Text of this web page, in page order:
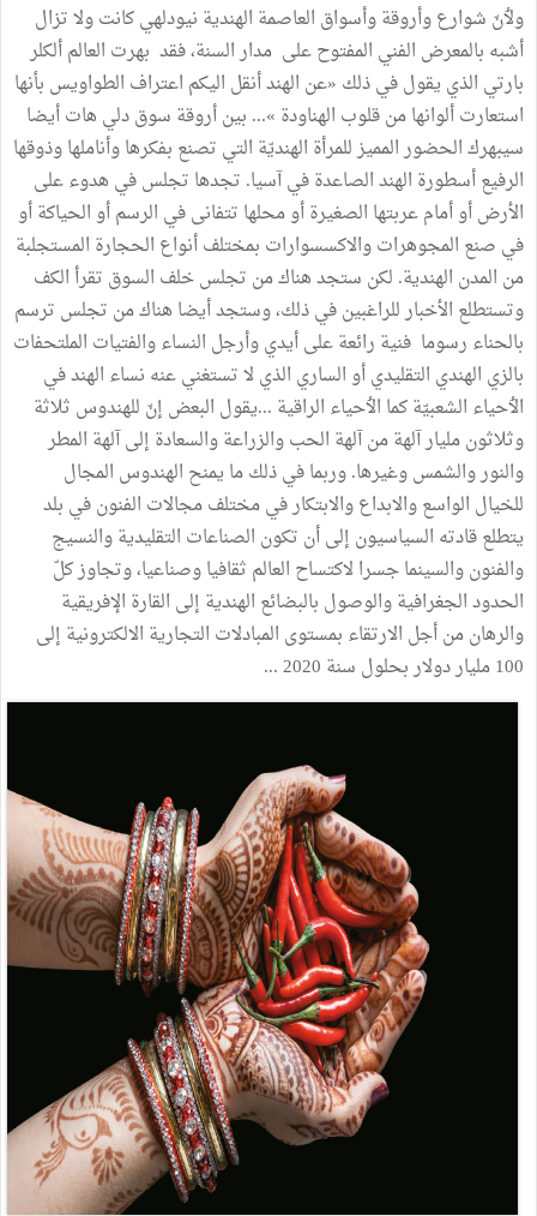
ولٲنّ شوارعوأروقةوأسواق العاصمة الهندية نيودلهيكانتولاتزال
أشبه بالمعرض الفني المفتوحعلى مدارالسنة،فقد بهرت العالمألكلر
بارتي الذي يقولفيذلك «عن الهندأنقل اليكم اعتراف الطواويس بأنها
استعارتألوانهامنقلوب الهناودة »
... بينأروقة سوقدلي هاتأيضا
سيبهركالحضورالمميزللمرأة الهنديّة التي تصنع بفكرهاوأناملهاوذوقها
الرفيعأسطورة الهندالصاعدةفيآسيا. تجدها تجلسفي هدوءعلى
الأرضأوأمامعربتها الصغيرةأومحلها تتفانىفي الرسمأوالحياكةأو
في صنع المجوهراتوالاكسسوارات بمختلفأنواع الحجارة المستجلبة
من المدن الهندية. لكن ستجدهناكمن تجلسخلف السوق تقرأ الكف
وتستطلع الأخبارللراغبينفيذلك،وستجدأيضا هناكمن تجلس ترسم
بالحناء رسوما فنية رائعةعلىأيديوأرجل النساءوالفتيات الملتحفات
بالزي الهندي التقليديأوالساري الذي لاتستغنيعنه نساء الهندفي
الٲحياء الشعبيّةكما الٲحياء الراقية ...يقول البعض إنّ للهندوس ثلاثة
وثلاثونمليارآلهةمنآلهة الحبوالزراعةوالسعادة إلىآلهة المطر
والنوروالشمسوغيرها.وربمافيذلكما يمنح الهندوس المجال
للخيال الواسعوالابداعوالابتكارفيمختلفمجالات الفنونفي بلد
يتطلعقادته السياسيون إلىأن تكون الصناعات التقليديةوالنسيج
والفنونوالسينماجسرا لاكتساح العالم ثقافياوصناعيا،وتجاوزكلّ
الحدودالجغرافيةوالوصول بالبضائع الهندية إلى القارة الإفريقية
والرهانمنأجل الارتقاء بمستوى المبادلات التجارية الالكترونية إلى
100ملياردولاربحلول سنة 2020
...